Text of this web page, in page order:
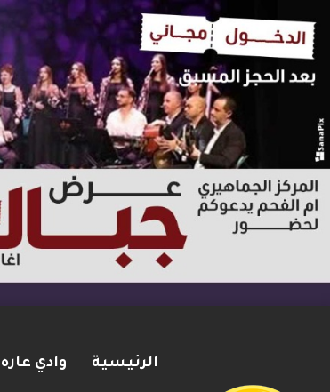
الرئيسية وادي عاره
ترامب: أشارك